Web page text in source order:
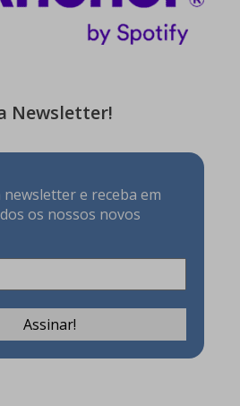
Newsletter!
newsletter e receba em
os nossos novos